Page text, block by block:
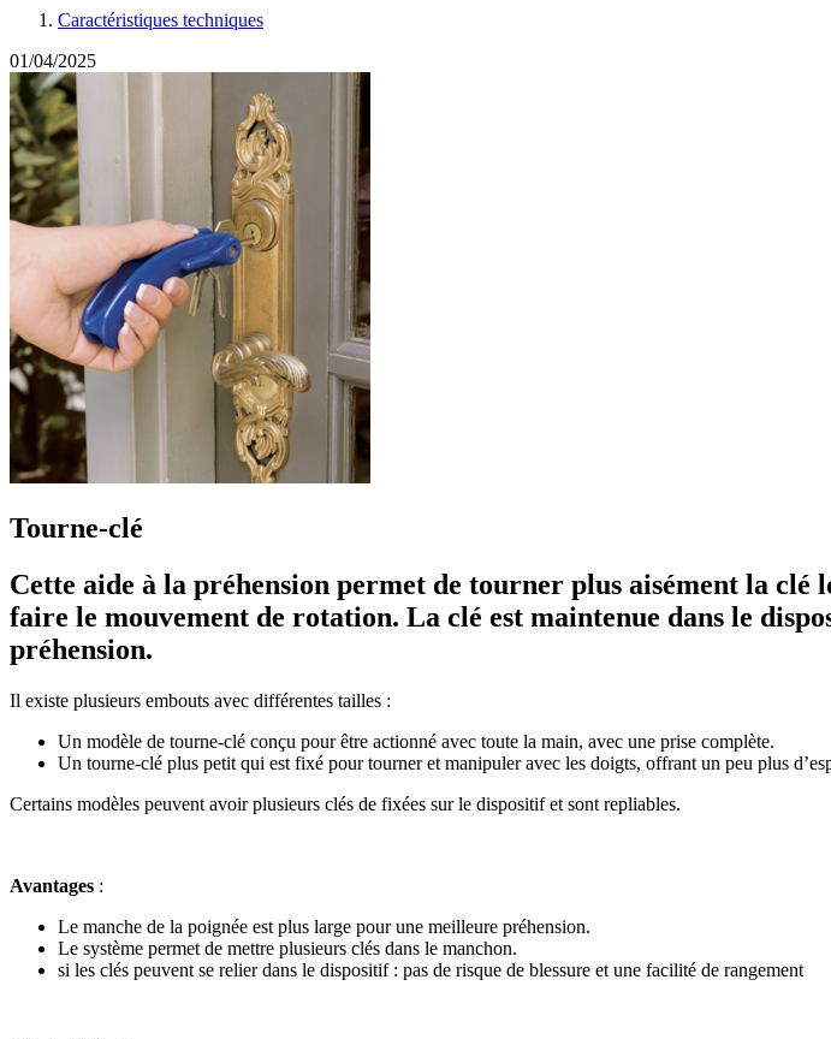
Caractéristiques techniques
01/04/2025
Tourne-clé
Cette aide à la préhension permet de tourner plus aisément la
faire le mouvement de rotation. La clé est maintenue dans le
préhension.
Il existe plusieurs embouts avec différentes tailles :
Un modèle de tourne-clé conçu pour être actionné avec toute la main, avec une prise complète.
Un tourne-clé plus petit qui est fixé pour tourner et manipuler avec les doigts, offrant un peu plus
Certains modèles peuvent avoir plusieurs clés de fixées sur le dispositif et sont repliables.
Avantages :
Le manche de la poignée est plus large pour une meilleure préhension.
Le système permet de mettre plusieurs clés dans le manchon.
si les clés peuvent se relier dans le dispositif : pas de risque de blessure et une facilité de rangement